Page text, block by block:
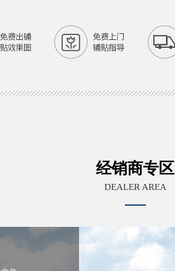
经销商专区
DEALER AREA